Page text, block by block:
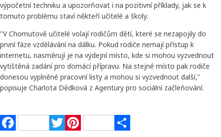
výpočetní techniku a upozorňovat i na pozitivní příklady, jak se k
tomuto problému staví někteří učitelé a školy.
"V Chomutově učitelé volají rodičům dětí, které se nezapojily do
první fáze vzdělávání na dálku. Pokud rodiče nemají přístup k
internetu, nasměrují je na výdejní místo, kde si mohou vyzvednout
vytištěná zadání pro domácí přípravu. Na stejné místo pak rodiče
donesou vyplněné pracovní listy a mohou si vyzvednout další,"
popisuje Charlota Dědková z Agentury pro sociální začleňování.